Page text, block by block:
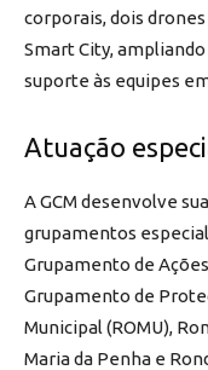
corporais, dois
Smart City,
suporte às equipes
Atuação
A GCM desenvolve
grupamentos
Grupamento de
Grupamento de
Municipal (ROMU),
Maria da Penha e